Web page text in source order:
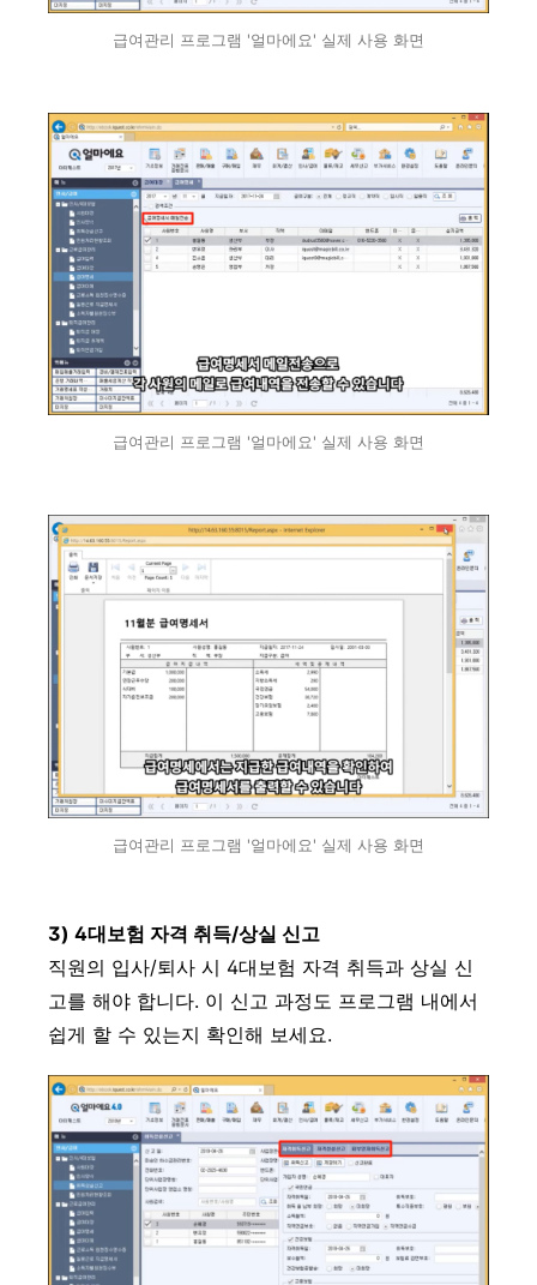
급여관리 프로그램 '얼마에요' 실제 사용 화면
급여관리 프로그램 '얼마에요' 실제 사용 화면
급여관리 프로그램 '얼마에요' 실제 사용 화면
3) 4대보험 자격 취득/상실 신고
직원의 입사/퇴사 시 4대보험 자격 취득과 상실 신
고를 해야 합니다. 이 신고 과정도 프로그램 내에서
쉽게 할 수 있는지 확인해 보세요.